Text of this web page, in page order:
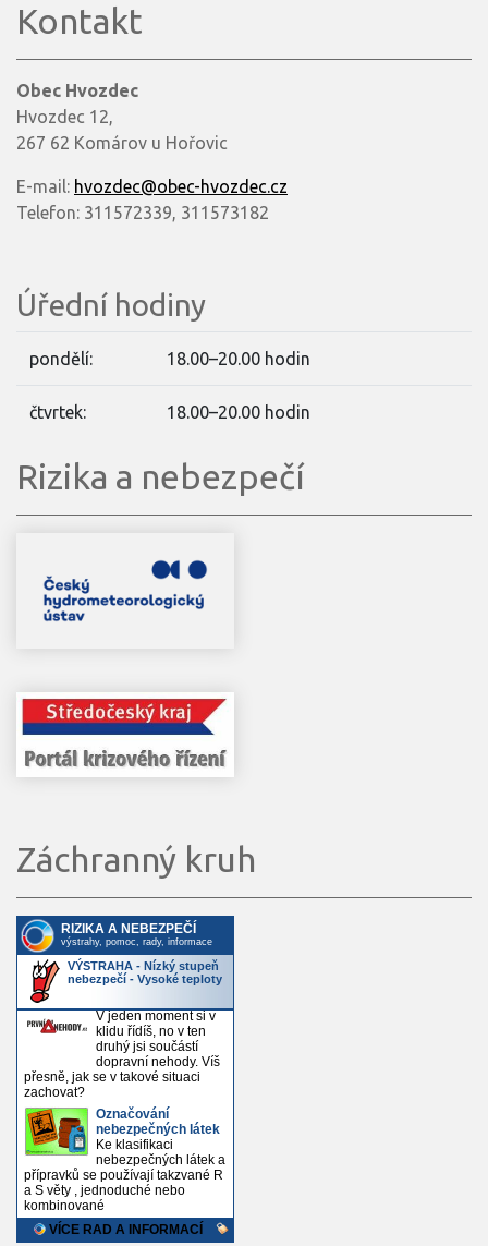
Kontakt
Obec Hvozdec
Hvozdec 12,
267 62 Komárov u Hořovic
E-mail: hvozdec@obec-hvozdec.cz
Telefon: 311572339, 311573182
Úřední hodiny
pondělí: 18.00–20.00 hodin
čtvrtek: 18.00–20.00 hodin
Rizika a nebezpečí
Záchranný kruh